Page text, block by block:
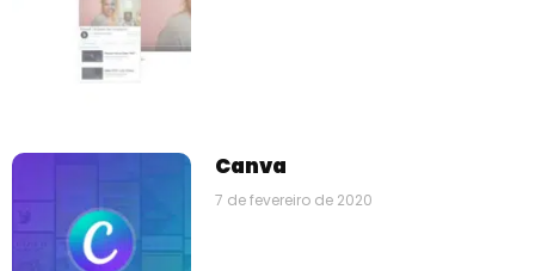
Canva
7 de fevereiro de 2020